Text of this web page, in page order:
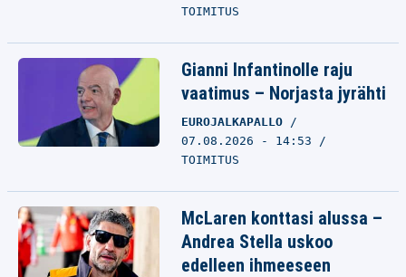
TOIMITUS
Gianni Infantinolle raju
vaatimus – Norjasta jyrähti
EUROJALKAPALLO
07.08.2026 - 14:53
TOIMITUS
McLaren konttasi alussa –
Andrea Stella uskoo
edelleen ihmeeseen